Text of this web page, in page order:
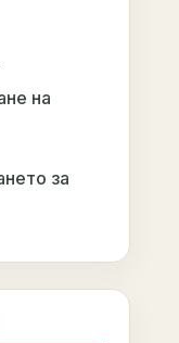
на
за